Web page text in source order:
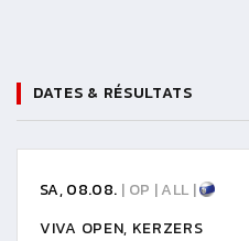
DATES & RÉSULTATS
SA, 08.08. | OP | ALL |
VIVA OPEN, KERZERS